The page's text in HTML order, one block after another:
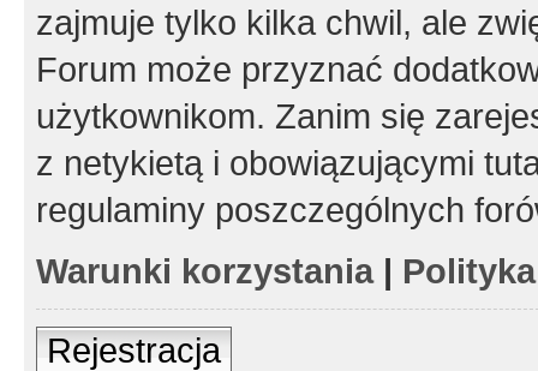
zajmuje tylko kilka chwil, ale
Forum może przyznać
użytkownikom. Zanim się
z netykietą i obowiązującymi
regulaminy poszczególnych
Warunki korzystania|
Rejestracja